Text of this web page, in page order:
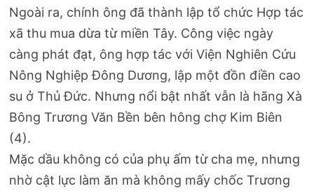
Ngoài ra, chính ông đã thành lập tổ chức Hợp tác
xã thu mua dừa từ miền Tây. Công việc ngày
càng phát đạt, ông hợp tác với Viện Nghiên Cứu
Nông Nghiệp Đông Dương, lập một đồn điền cao
su ở Thủ Đức. Nhưng nổi bật nhất vẫn là hãng Xà
Bông Trương Văn Bền bên hông chợ Kim Biên
(4).
Mặc dầu không có của phụ ấm từ cha mẹ, nhưng
nhờ cật lực làm ăn mà không mấy chốc Trương